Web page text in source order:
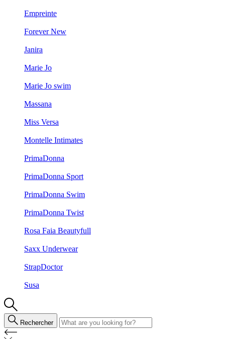
Empreinte
Forever New
Janira
Marie Jo
Marie Jo swim
Massana
Miss Versa
Montelle Intimates
PrimaDonna
PrimaDonna Sport
PrimaDonna Swim
PrimaDonna Twist
Rosa Faia Beautyfull
Saxx Underwear
StrapDoctor
Susa
Rechercher